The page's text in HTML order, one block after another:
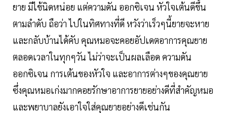
ยาย มีไข้นิดหน่อย แต่ความดัน ออกซิเจน หัวใจเต้นดีขึ้น
ตามลำดับ ถือว่า ไปในทิศทางที่ดี หวังว่าเร็วๆนี้ยายจะหาย
และกลับบ้านได้คับ คุณหมอจะคอยอัปเดตอาการคุณยาย
ตลอดเวลาในทุกๆวัน ไม่ว่าจะเป็นผลเลือด ความดัน
ออกซิเจน การเต้นของหัวใจ และอาการต่างๆของคุณยาย
ซึ่งคุณหมอเก่งมากคอยรักษาอาการยายอย่างดีที่สำคัญหมอ
และพยาบาลยังเอาใจใส่คุณยายอย่างดีเช่นกัน